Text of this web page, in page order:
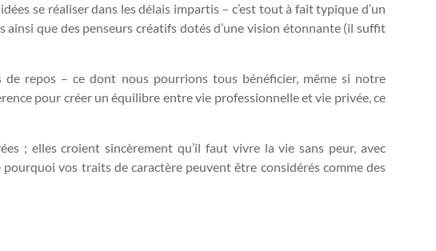
se réaliser dans les délais impartis – c’est tout à fait typique d’un
que des penseurs créatifs dotés d’une vision étonnante (il suffit
repos – ce dont nous pourrions tous bénéficier, même si notre
pour créer un équilibre entre vie professionnelle et vie privée, ce
; elles croient sincèrement qu’il faut vivre la vie sans peur, avec
vos traits de caractère peuvent être considérés comme des